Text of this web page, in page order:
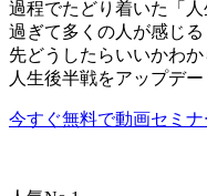
過程でたどり着いた「
過ぎて多くの人が感じ
先どうしたらいいかわ
人生後半戦をアップデ
今すぐ無料で動画セミ